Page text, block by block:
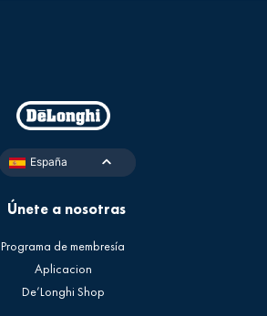
España
Únete a nosotras
Programa de membresía
Aplicacion
De’Longhi Shop